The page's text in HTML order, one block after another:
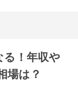
！年収や
場は？